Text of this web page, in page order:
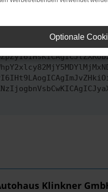
uns bitte. Wir werden
Klinkner
Optionale